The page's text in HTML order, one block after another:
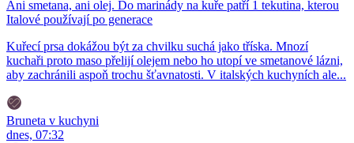
Ani smetana, ani olej. Do marinády na kuře patří 1 tekutina, kterou
Italové používají po generace
Kuřecí prsa dokážou být za chvilku suchá jako tříska. Mnozí
kuchaři proto maso přelijí olejem nebo ho utopí ve smetanové lázni,
aby zachránili aspoň trochu šťavnatosti. V italských kuchyních ale...
Bruneta v kuchyni
dnes, 07:32